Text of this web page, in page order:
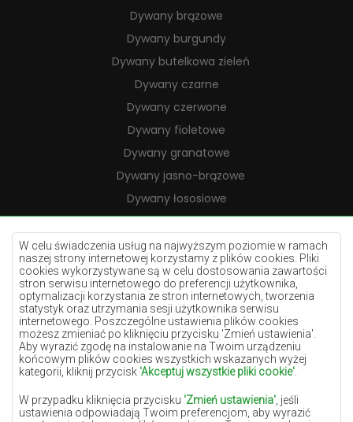
W celu świadczenia usług na najwyższym poziomie w ramach
naszej strony internetowej korzystamy z plików cookies. Pliki
cookies wykorzystywane są w celu dostosowania zawartości
stron serwisu internetowego do preferencji użytkownika,
optymalizacji korzystania ze stron internetowych, tworzenia
statystyk oraz utrzymania sesji użytkownika serwisu
internetowego. Poszczególne ustawienia plików cookies
możesz zmieniać po kliknięciu przycisku 'Zmień ustawienia'.
Aby wyrazić zgodę na instalowanie na Twoim urządzeniu
końcowym plików cookies wszystkich wskazanych wyżej
kategorii, kliknij przycisk 'Akceptuj wszystkie pliki cookie'
W przypadku kliknięcia przycisku 'Zmień ustawienia' , jeśli
ustawienia odpowiadają Twoim preferencjom, aby wyrazić
Dywany brązowe
Dywany burgundy
Dywany butelkowa zieleń
Dywany czarne
Dywany czerwone
Dywany fioletowe
Dywany granatowe
Dywany jasno-brązowe
Dywany łososiowe
Dywany kremowe
Dywany lilac
Dywany żółte
Dywany miętowe
Dywany niebieskie
Dywany pomarańczowe
Dywany różowe
Dywany szare
Dywany terakota